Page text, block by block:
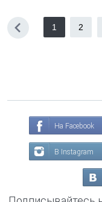
1 2
На Facebook
В Instagram